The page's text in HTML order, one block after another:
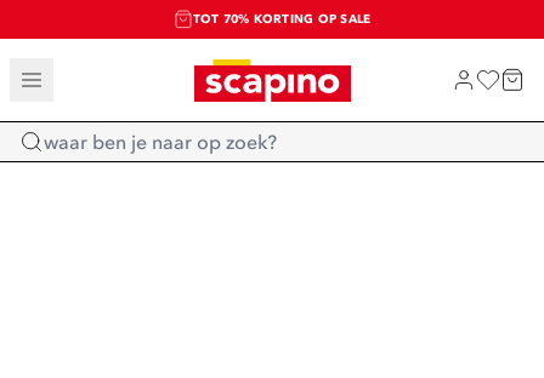
TOT 70% KORTING OP SALE
SALE: LAATSTE KANS!
SHOP NIEUW
Home